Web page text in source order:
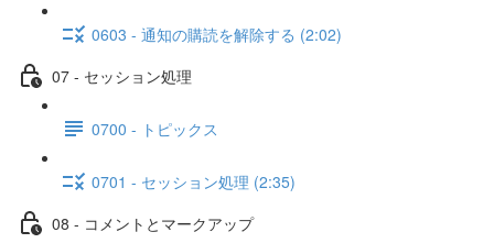
0603 - 通知の購読を解除する (2:02)
07 - セッション処理
0700 - トピックス
0701 - セッション処理 (2:35)
08 - コメントとマークアップ